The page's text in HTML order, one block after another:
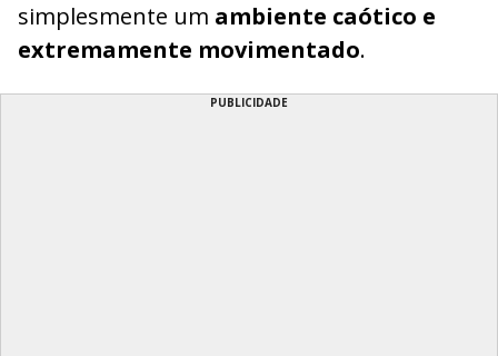
simplesmente um ambiente caótico e
extremamente movimentado.
PUBLICIDADE